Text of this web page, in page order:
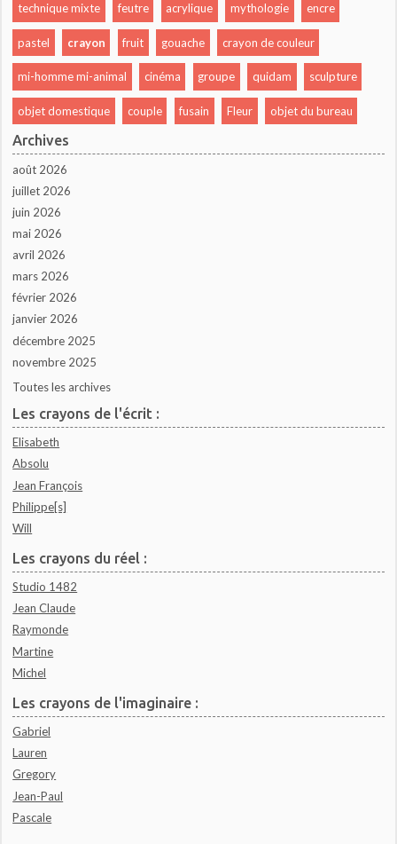
technique mixte feutre acrylique mythologie encre
pastel crayon fruit gouache crayon de couleur
mi-homme mi-animal cinéma groupe quidam sculpture
objet domestique couple fusain Fleur objet du bureau
Archives
août 2026
juillet 2026
juin 2026
mai 2026
avril 2026
mars 2026
février 2026
janvier 2026
décembre 2025
novembre 2025
Toutes les archives
Les crayons de l'écrit :
Elisabeth
Absolu
Jean François
Philippe[s]
Will
Les crayons du réel :
Studio 1482
Jean Claude
Raymonde
Martine
Michel
Les crayons de l'imaginaire :
Gabriel
Lauren
Gregory
Jean-Paul
Pascale